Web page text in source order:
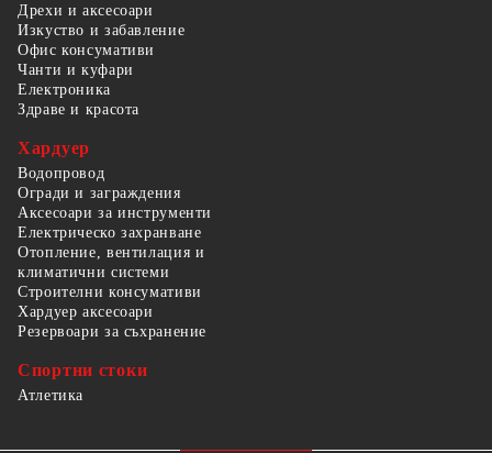
Дрехи и аксесоари
Изкуство и забавление
Офис консумативи
Чанти и куфари
Електроника
Здраве и красота
Хардуер
Водопровод
Огради и заграждения
Аксесоари за инструменти
Електрическо захранване
Отопление, вентилация и
климатични системи
Строителни консумативи
Хардуер аксесоари
Резервоари за съхранение
Спортни стоки
Атлетика